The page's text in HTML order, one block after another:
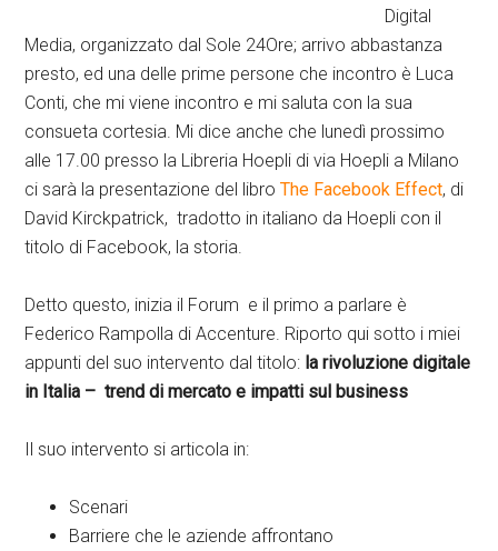
Digital
Media, organizzato dal Sole 24Ore; arrivo abbastanza
presto, ed una delle prime persone che incontro è Luca
Conti, che mi viene incontro e mi saluta con la sua
consueta cortesia. Mi dice anche che lunedì prossimo
alle 17.00 presso la Libreria Hoepli di via Hoepli a Milano
ci sarà la presentazione del libroThe Facebook Effect, di
David Kirckpatrick, tradotto in italiano da Hoepli con il
titolo di Facebook, la storia.
Detto questo, inizia il Forum e il primo a parlare è
Federico Rampolla di Accenture. Riporto qui sotto i miei
appunti del suo intervento dal titolo: la rivoluzione digitale
in Italia – trend di mercato e impatti sul business
Il suo intervento si articola in:
Scenari
Barriere che le aziende affrontano